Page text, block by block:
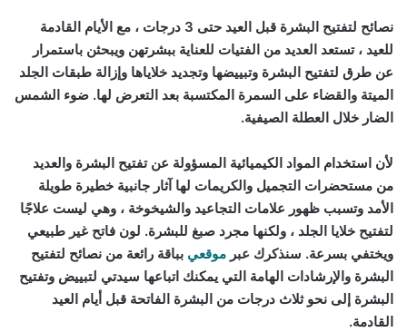
نصائح لتفتيح البشرة قبل العيد حتى 3 درجات ، مع الأيام القادمة
للعيد ، تستعد العديد من الفتيات للعناية ببشرتهن ويبحثن باستمرار
عن طرق لتفتيح البشرة وتبييضها وتجديد خلاياها وإزالة طبقات الجلد
الميتة والقضاء على السمرة المكتسبة بعد التعرض لها. ضوء الشمس
الضار خلال العطلة الصيفية.
لأن استخدام المواد الكيميائية المسؤولة عن تفتيح البشرة والعديد
من مستحضرات التجميل والكريمات لها آثار جانبية خطيرة طويلة
الأمد وتسبب ظهور علامات التجاعيد والشيخوخة ، وهي ليست علاجًا
لتفتيح خلايا الجلد ، ولكنها مجرد صبغ للبشرة. لون فاتح غير طبيعي
ويختفي بسرعة. سنذكرك عبر موقعي بباقة رائعة من نصائح لتفتيح
البشرة والإرشادات الهامة التي يمكنك اتباعها سيدتي لتبييض وتفتيح
البشرة إلى نحو ثلاث درجات من البشرة الفاتحة قبل أيام العيد
القادمة.